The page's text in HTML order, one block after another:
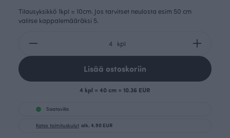
Tilausyksikkö 1kpl = 10cm. Jos tarvitset neulosta esim 50 cm
valitse kappalemääräksi 5.
kpl
Lisää ostoskoriin
4 kpl = 40 cm = 10.36 EUR
Saatavilla
Katso toimituskulut alk. 4.90 EUR